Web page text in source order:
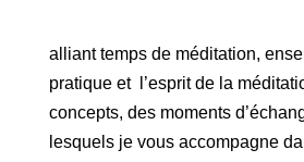
alliant temps de méditation,
pratique et l’esprit de la
concepts, des moments
lesquels je vous accompagne